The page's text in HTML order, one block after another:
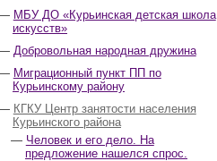
МБУ ДО «Курьинская детская школа
искусств»
Добровольная народная дружина
Миграционный пункт ПП по
Курьинскому району
КГКУ Центр занятости населения
Курьинского района
Человек и его дело. На
предложение нашелся спрос.